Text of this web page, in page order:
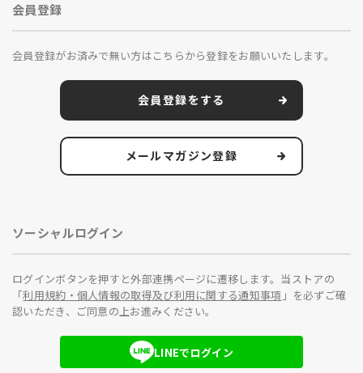
会員登録
会員登録がお済みで無い方はこちらから登録をお願いいたします。
会員登録をする
メールマガジン登録
ソーシャルログイン
ログインボタンを押すと外部連携ページに遷移します。当ストアの
「利用規約・個人情報の取得及び利用に関する通知事項 」を必ずご確
認いただき、ご同意の上お進みください。
LINEでログイン